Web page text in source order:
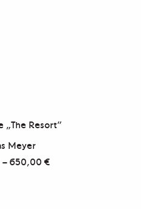
„The Resort”
Meyer
–650,00€